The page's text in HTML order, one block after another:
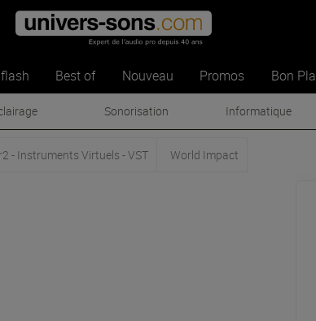
Best of Nouveau Promos Bon
Sonorisation Informatique
- Instruments Virtuels - VST World Impact